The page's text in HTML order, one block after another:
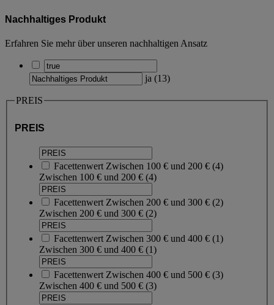
Nachhaltiges Produkt
Erfahren Sie mehr über unseren nachhaltigen Ansatz
ja (13)
PREIS
PREIS
Facettenwert Zwischen 100 € und 200 € (4)
Zwischen 100 € und 200 € (4)
Facettenwert Zwischen 200 € und 300 € (2)
Zwischen 200 € und 300 € (2)
Facettenwert Zwischen 300 € und 400 € (1)
Zwischen 300 € und 400 € (1)
Facettenwert Zwischen 400 € und 500 € (3)
Zwischen 400 € und 500 € (3)